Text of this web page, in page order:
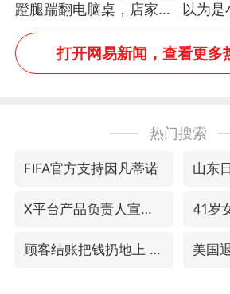
蹬腿踹翻电脑桌，店家3
台显示器与机械臂损坏
以为
燃香烟
处理
打开网易新闻，查看更多
热门搜索
FIFA官方支持因凡蒂诺
X平台产品负责人宣布离职
顾客结账把钱扔地上 服务员霸气扔回